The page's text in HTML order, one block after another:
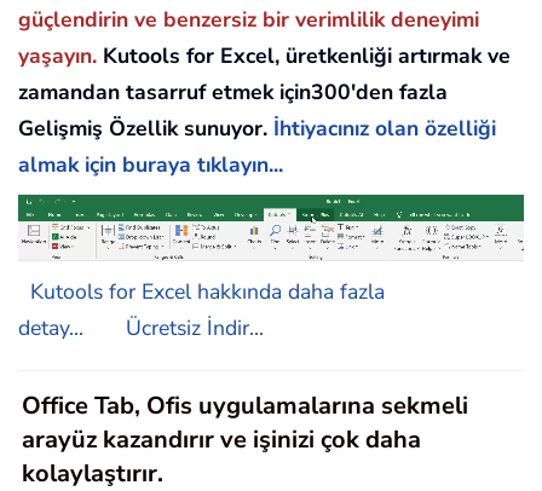
güçlendirin ve benzersiz bir verimlilik deneyimi
yaşayın. Kutools for Excel, üretkenliği artırmak ve
zamandan tasarruf etmek için300'den fazla
Gelişmiş Özellik sunuyor. İhtiyacınız olan özelliği
almak için buraya tıklayın...
Kutools for Excel hakkında daha fazla
detay...
Ücretsiz İndir...
Office Tab, Ofis uygulamalarına sekmeli
arayüz kazandırır ve işinizi çok daha
kolaylaştırır.